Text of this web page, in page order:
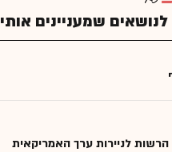
שמעניינים אותי